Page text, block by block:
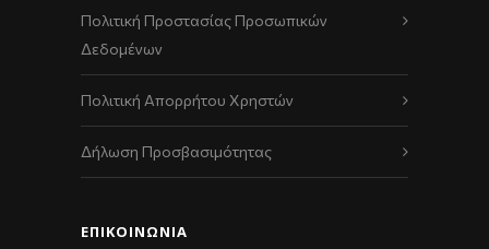
Πολιτική Προστασίας Προσωπικών
Δεδομένων
Πολιτική Απορρήτου Χρηστών
Δήλωση Προσβασιμότητας
ΕΠΙΚΟΙΝΩΝΊΑ